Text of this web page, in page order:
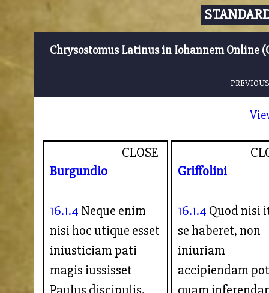
Chrysostomus Latinus in Iohannem Online
CLOSE
Burgundio
16.1.4 Neque enim
nisi hoc utique esset
iniusticiam pati
magis iussisset
Griffolini
16.1.4 Quod nisi
se haberet, non
iniuriam
accipiendam